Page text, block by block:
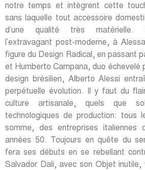
notre temps et intègrent cette
sans laquelle tout accessoire
d’une qualité très matérielle.
l’extravagant post-moderne, à
figure du Design Radical, en passant
et Humberto Campana, duo échevelé
design brésilien, Alberto Alessi
perpétuelle évolution. Il y faut du
culture artisanale, quels que
technologiques de production: tous
somme, des entreprises italiennes
années 50. Toujours en quête du
fera ses débuts en se rebellant
Salvador Dali, avec son Objet inutile,